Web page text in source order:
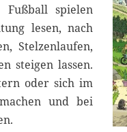
Fußball spielen
lesen, nach
Stelzenlaufen,
steigen lassen.
oder sich im
und bei